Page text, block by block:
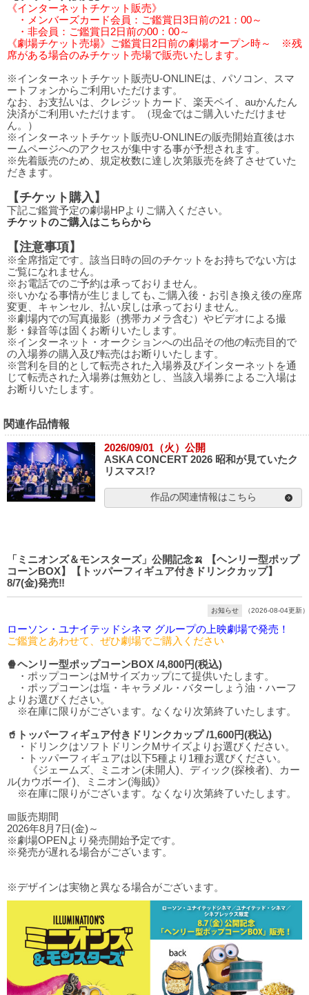
《インターネットチケット販売》
・メンバーズカード会員：ご鑑賞日3日前の21：00～
・非会員：ご鑑賞日2日前の00：00～
《劇場チケット売場》ご鑑賞日2日前の劇場オープン時～ ※残
席がある場合のみチケット売場で販売いたします。
※インターネットチケット販売U-ONLINEは、パソコン、スマ
ートフォンからご利用いただけます。
なお、お支払いは、クレジットカード、楽天ペイ、auかんたん
決済がご利用いただけます。（現金ではご購入いただけませ
ん。）
※インターネットチケット販売U-ONLINEの販売開始直後はホ
ームページへのアクセスが集中する事が予想されます。
※先着販売のため、規定枚数に達し次第販売を終了させていた
だきます。
【チケット購入】
下記ご鑑賞予定の劇場HPよりご購入ください。
チケットのご購入はこちらから
【注意事項】
※全席指定です。該当日時の回のチケットをお持ちでない方は
ご覧になれません。
※お電話でのご予約は承っておりません。
※いかなる事情が生じましても､ご購入後・お引き換え後の座席
変更、キャンセル、払い戻しは承っておりません。
※劇場内での写真撮影（携帯カメラ含む）やビデオによる撮
影・録音等は固くお断りいたします。
※インターネット・オークションへの出品その他の転売目的で
の入場券の購入及び転売はお断りいたします。
※営利を目的として転売された入場券及びインターネットを通
じて転売された入場券は無効とし、当該入場券によるご入場は
お断りいたします。
関連作品情報
2026/09/01（火）公開
ASKA CONCERT 2026 昭和が見ていたク
リスマス!?
作品の関連情報はこちら
「ミニオンズ＆モンスターズ」公開記念🍌 【ヘンリー型ポップ
コーンBOX】【トッパーフィギュア付きドリンクカップ】
8/7(金)発売‼️
お知らせ （2026-08-04更新）
ローソン・ユナイテッドシネマ グループの上映劇場で発売！
ご鑑賞とあわせて、ぜひ劇場でご購入ください
🍿ヘンリー型ポップコーンBOX /4,800円(税込)
・ポップコーンはMサイズカップにて提供いたします。
・ポップコーンは塩・キャラメル・バターしょう油・ハーフ
よりお選びください。
※在庫に限りがございます。なくなり次第終了いたします。
🥤トッパーフィギュア付きドリンクカップ /1,600円(税込)
・ドリンクはソフトドリンクMサイズよりお選びください。
・トッパーフィギュアは以下5種より1種お選びください。
《ジェームズ、ミニオン(未開人)、ディック(探検者)、カー
ル(カウボーイ)、ミニオン(海賊)》
※在庫に限りがございます。なくなり次第終了いたします。
📅販売期間
2026年8月7日(金)～
※劇場OPENより発売開始予定です。
※発売が遅れる場合がございます。
※デザインは実物と異なる場合がございます。